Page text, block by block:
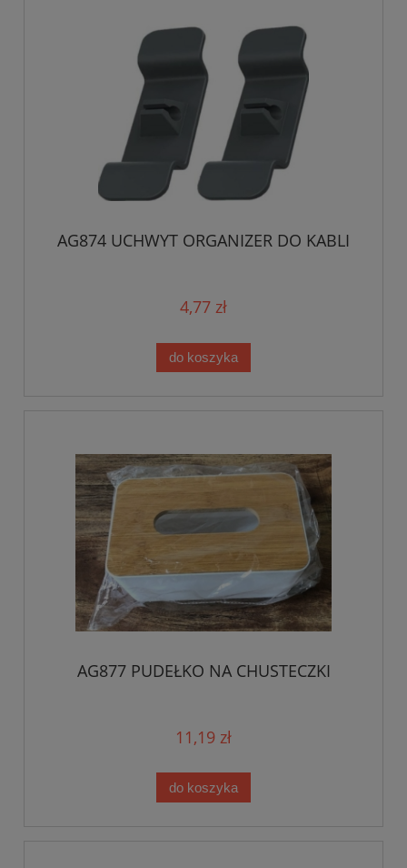
AG874 UCHWYT ORGANIZER DO KABLI
4,77 zł
do koszyka
AG877 PUDEŁKO NA CHUSTECZKI
11,19 zł
do koszyka